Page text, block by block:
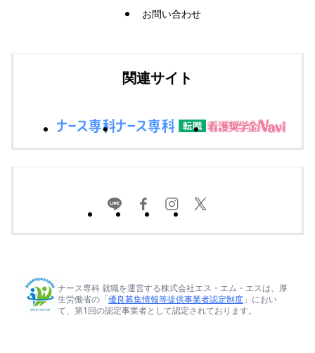
お問い合わせ
関連サイト
ナース専科 就職を運営する株式会社エス・エム・エスは、厚
生労働省の「優良募集情報等提供事業者認定制度 」におい
て、第1回の認定事業者として認定されております。